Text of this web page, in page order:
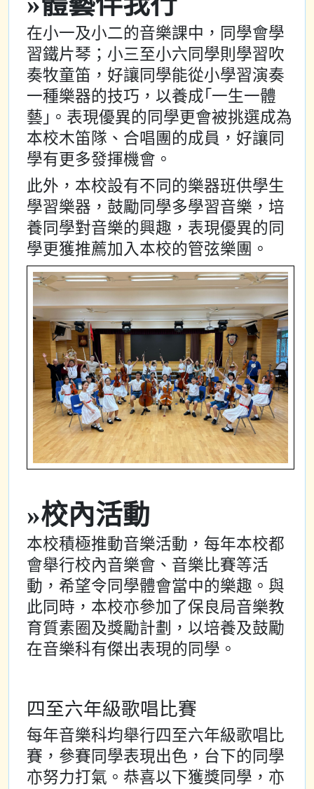
在小一及小二的音樂課中，同學會學
習鐵片琴；小三至小六同學則學習吹
奏牧童笛，好讓同學能從小學習演奏
一種樂器的技巧，以養成｢一生一體
藝｣。表現優異的同學更會被挑選成為
本校木笛隊、合唱團的成員，好讓同
學有更多發揮機會。
此外，本校設有不同的樂器班供學生
學習樂器，鼓勵同學多學習音樂，培
養同學對音樂的興趣，表現優異的同
學更獲推薦加入本校的管弦樂團。
»校內活動
本校積極推動音樂活動，每年本校都
會舉行校內音樂會、音樂比賽等活
動，希望令同學體會當中的樂趣。與
此同時，本校亦參加了保良局音樂教
育質素圈及獎勵計劃，以培養及鼓勵
在音樂科有傑出表現的同學。
四至六年級歌唱比賽
每年音樂科均舉行四至六年級歌唱比
賽，參賽同學表現出色，台下的同學
亦努力打氣。恭喜以下獲獎同學，亦